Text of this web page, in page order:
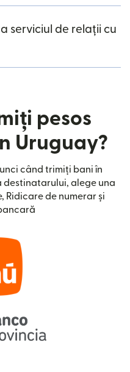
serviciul de relații cu
pesos
Uruguay?
când trimiți bani în
destinatarului, alege una
Ridicare de numerar și